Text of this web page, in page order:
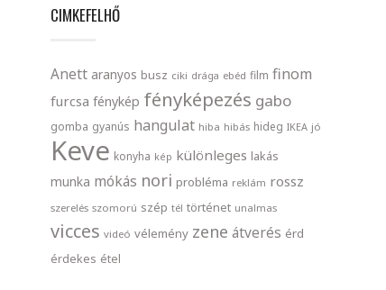
CIMKEFELHŐ
Anett aranyos busz ciki drága ebéd film finom
furcsa fénykép fényképezés gabo
gomba gyanús hangulat hiba hibás hideg IKEA jó
Keve konyha kép különleges lakás
munka mókás nori probléma reklám rossz
szerelés szomorú szép tél történet unalmas
vicces videó vélemény zene átverés érd
érdekes étel